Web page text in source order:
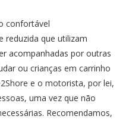
confortável
reduzida que utilizam
acompanhadas por outras
ou crianças em carrinho
e o motorista, por lei,
uma vez que não
Recomendamos,